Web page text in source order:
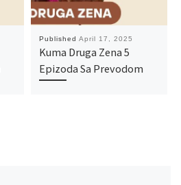
Published April 17, 2025
Kuma Druga Zena 5
Epizoda Sa Prevodom